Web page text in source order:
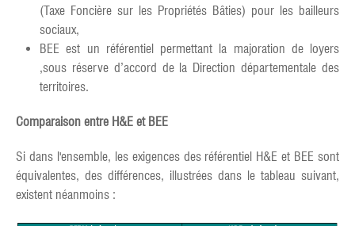
(Taxe Foncière sur les Propriétés Bâties) pour les bailleurs
sociaux,
BEE est un référentiel permettant la majoration de loyers
,sous réserve d’accord de la Direction départementale des
territoires.
Comparaison entre H&E et BEE
Si dans l'ensemble, les exigences des référentiel H&E et BEE sont
équivalentes, des différences, illustrées dans le tableau suivant,
existent néanmoins :